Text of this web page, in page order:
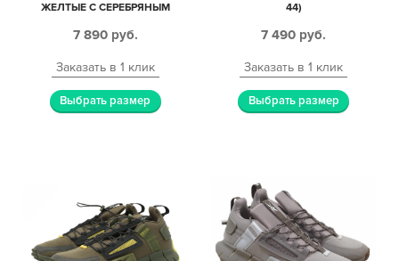
ЖЕЛТЫЕ С СЕРЕБРЯНЫМ
7 890 руб.
Заказать в 1 клик
Выбрать размер
44)
7 490 руб.
Заказать в 1 клик
Выбрать размер